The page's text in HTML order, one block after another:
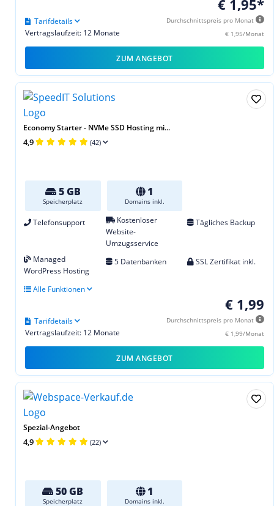
€ 1,95*
Durchschnittspreis pro Monat
€ 1,95/Monat
Vertragslaufzeit: 12 Monate
Tarifdetails
ZUM ANGEBOT
Economy Starter - NVMe SSD Hosting mi...
4,9 (42)
5 GB
Speicherplatz
1
Domains inkl.
Telefonsupport
Kostenloser
Website-
Umzugsservice
Tägliches Backup
Managed
WordPress Hosting
5 Datenbanken SSL Zertifikat inkl.
Alle Funktionen
€ 1,99
Durchschnittspreis pro Monat
€ 1,99/Monat
Vertragslaufzeit: 12 Monate
Tarifdetails
ZUM ANGEBOT
Spezial-Angebot
4,9 (22)
50 GB
Speicherplatz
1
Domains inkl.